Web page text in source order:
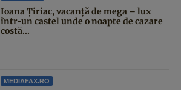
Ioana Țiriac, vacanță de mega – lux
într-un castel unde o noapte de cazare
costă...
MEDIAFAX.RO